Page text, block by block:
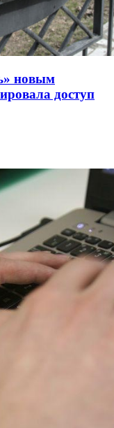
новым
доступ